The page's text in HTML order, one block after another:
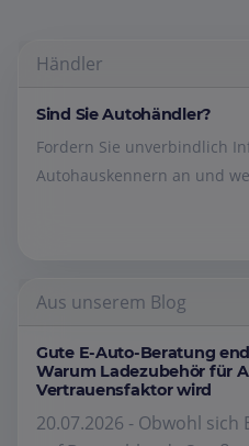
Händler
Sind Sie Autohändler?
Fordern Sie unverbindlich
Autohauskennern an und
Aus unserem Blog
Gute E-Auto-Beratung
Warum Ladezubehör für
Vertrauensfaktor wird
20.07.2026 - Obwohl sich